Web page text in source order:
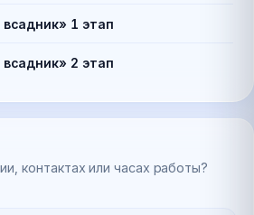
1 этап
2 этап
контактах или часах работы?